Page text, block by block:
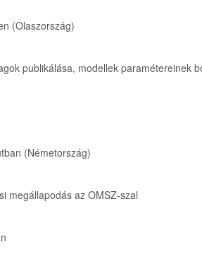
(Olaszország)
publikálása, modellek paramétereinek
(Németország)
megállapodás az OMSZ-szal